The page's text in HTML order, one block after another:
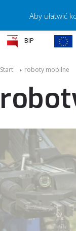
BIP
Start roboty mobilne
Aby ułatwić